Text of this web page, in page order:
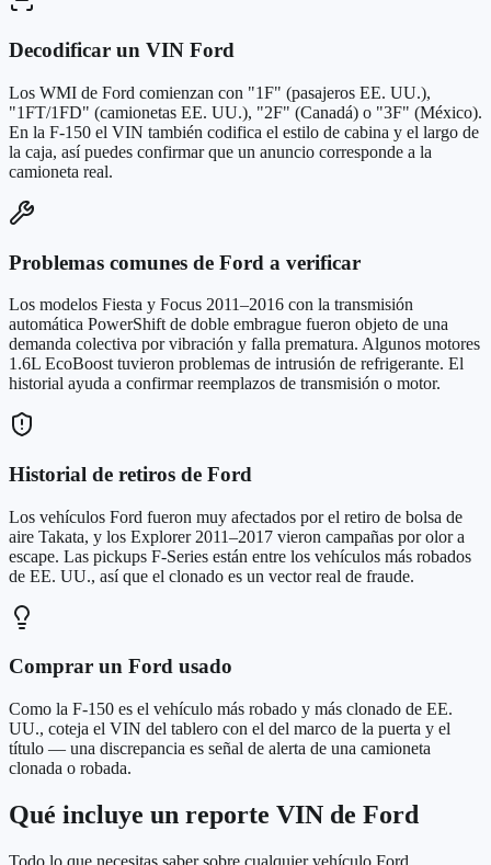
Decodificar un VIN Ford
Los WMI de Ford comienzan con "1F" (pasajeros EE. UU.),
"1FT/1FD" (camionetas EE. UU.), "2F" (Canadá) o "3F" (México).
En la F-150 el VIN también codifica el estilo de cabina y el largo de
la caja, así puedes confirmar que un anuncio corresponde a la
camioneta real.
Problemas comunes de Ford a verificar
Los modelos Fiesta y Focus 2011–2016 con la transmisión
automática PowerShift de doble embrague fueron objeto de una
demanda colectiva por vibración y falla prematura. Algunos motores
1.6L EcoBoost tuvieron problemas de intrusión de refrigerante. El
historial ayuda a confirmar reemplazos de transmisión o motor.
Historial de retiros de Ford
Los vehículos Ford fueron muy afectados por el retiro de bolsa de
aire Takata, y los Explorer 2011–2017 vieron campañas por olor a
escape. Las pickups F-Series están entre los vehículos más robados
de EE. UU., así que el clonado es un vector real de fraude.
Comprar un Ford usado
Como la F-150 es el vehículo más robado y más clonado de EE.
UU., coteja el VIN del tablero con el del marco de la puerta y el
título — una discrepancia es señal de alerta de una camioneta
clonada o robada.
Qué incluye un reporte VIN de Ford
Todo lo que necesitas saber sobre cualquier vehículo Ford